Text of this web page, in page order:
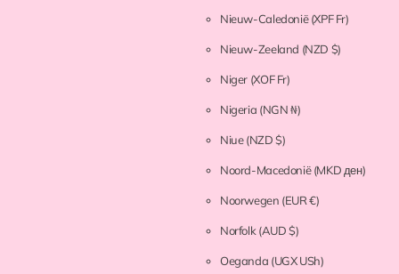
Nieuw-Caledonië(XPF Fr)
Nieuw-Zeeland (NZD $)
Niger (XOF Fr)
Nigeria (NGN ₦)
Niue(NZD $)
Noord-Macedonië(MKD ден)
Noorwegen (EUR €)
Norfolk (AUD $)
Oeganda (UGX USh)